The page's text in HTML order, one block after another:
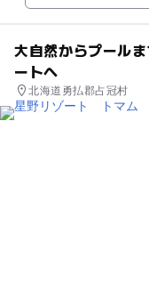
大自然からプール
ートへ
北海道勇払郡占冠村